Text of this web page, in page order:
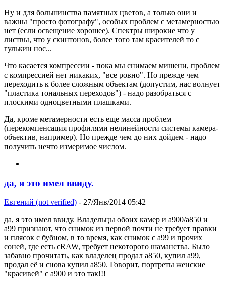
Ну и для большинства памятных цветов, а только они и
важны "просто фотографу", особых проблем с метамерностью
нет (если освещение хорошее). Спектры широкие что у
листвы, что у скинтонов, более того там красителей то с
гулькин нос...
Что касается компрессии - пока мы снимаем мишени, проблем
с компрессией нет никаких, "все ровно". Но прежде чем
переходить к более сложным объектам (допустим, нас волнует
"пластика тональных переходов") - надо разобраться с
плоскими одноцветными плашками.
Да, кроме метамерности есть еще масса проблем
(перекомпенсация профилями нелинейности системы камера-
объектив, например). Но прежде чем до них дойдем - надо
получить нечто измеримое числом.
да, я это имел ввиду.
Евгений (not verified) - 27/Янв/2014 05:42
да, я это имел ввиду. Владельцы обоих камер и a900/a850 и
a99 признают, что снимок из первой почти не требует правки
и плясок с бубном, в то время, как снимок с a99 и прочих
соней, где есть cRAW, требует некоторого шаманства. Было
забавно прочитать, как владелец продал a850, купил a99,
продал её и снова купил a850. Говорит, портреты женские
"красивей" с a900 и это так!!!